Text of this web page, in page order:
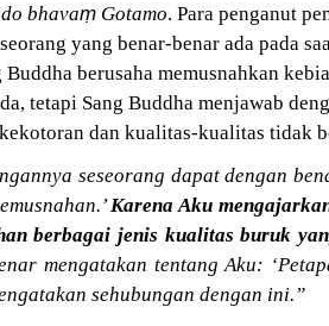
bhavaṃ Gotamo. Para penganut
yang benar-benar ada pada
berusaha memusnahkan
tetapi Sang Buddha menjawab
kekotoran dan kualitas-kualitas tidak
seseorang dapat dengan
Karena Aku
berbagai jenis kualitas buruk
mengatakan tentang Aku:
sehubungan dengan ini.”